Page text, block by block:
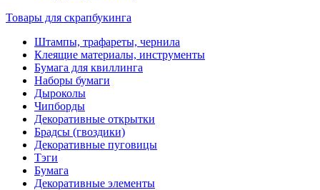
Товары для скрапбукинга
Штампы, трафареты, чернила
Клеящие материалы, инструменты
Бумага для квиллинга
Наборы бумаги
Дыроколы
Чипборды
Декоративные открытки
Брадсы (гвоздики)
Декоративные пуговицы
Тэги
Бумага
Декоративные элементы